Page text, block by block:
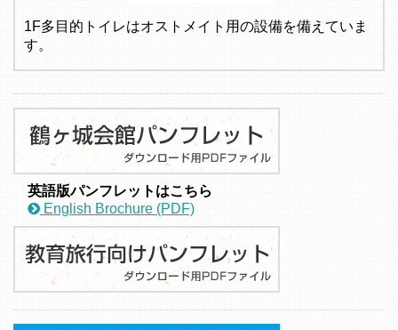
1F多目的トイレはオストメイト用の設備を備えていま
す。
英語版パンフレットはこちら
English Brochure (PDF)